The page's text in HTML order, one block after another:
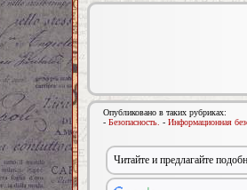
Опубликовано в таких рубриках:
- Безопасность. - Информационная
Читайте и предлагайте